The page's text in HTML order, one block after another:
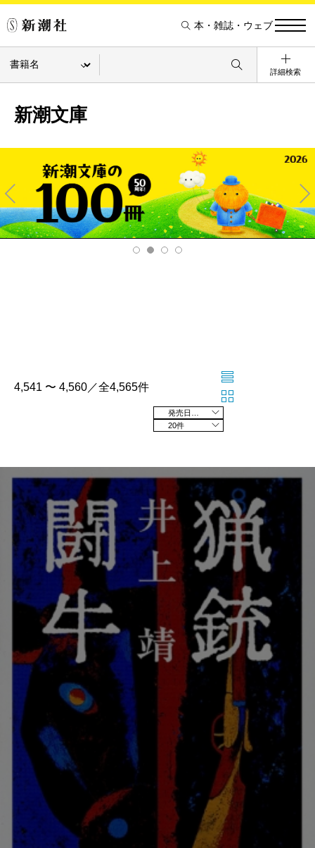
本・雑誌・ウェブ
詳細検索
新潮文庫
Pre
v
Ne
xt
4,541 〜 4,560／全4,565件
20件